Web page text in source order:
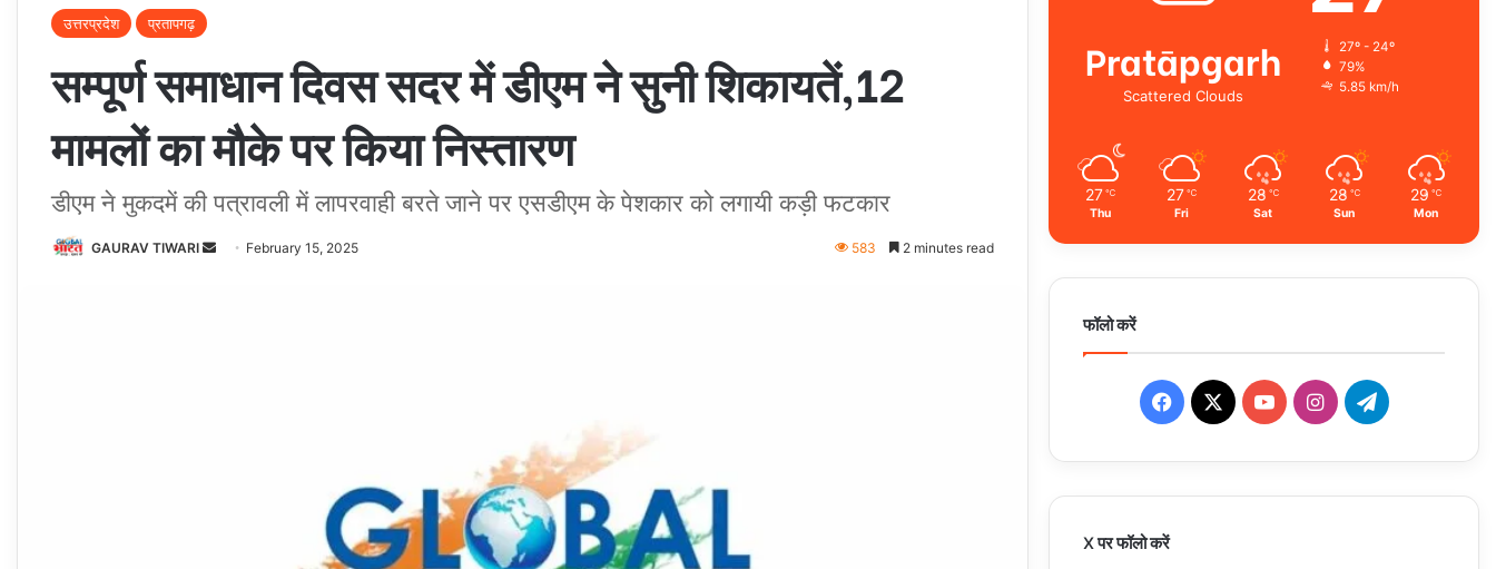
उत्तरप्रदेश प्रतापगढ़
सम्पूर्ण समाधान दिवस सदर में डीएम ने सुनी शिकायतें,12
मामलों का मौके पर किया निस्तारण
डीएम ने मुकदमें की पत्रावली में लापरवाही बरते जाने पर एसडीएम के पेशकार को लगायी कड़ी फटकार
GAURAV TIWARI
Send February 15, 2025 583 2 minutes read
Pratāpgarh
Scattered Clouds
27º - 24º
79%
5.85 km/h
27 ℃
Thu
27 ℃
Fri
28 ℃
Sat
28 ℃
Sun
29 ℃
Mon
फॉलो करें
Facebook
X YouTubeInstagramTelegram
X पर फॉलो करें